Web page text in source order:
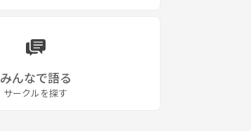
みんなで語る
サークルを探す